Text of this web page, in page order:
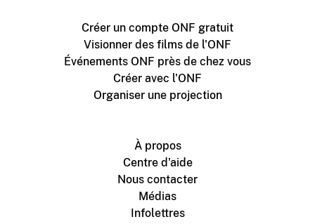
Créer un compte ONF gratuit
Visionner des films de l'ONF
Événements ONF près de chez vous
Créer avec l'ONF
Organiser une projection
À propos
Centre d'aide
Nous contacter
Médias
Infolettres